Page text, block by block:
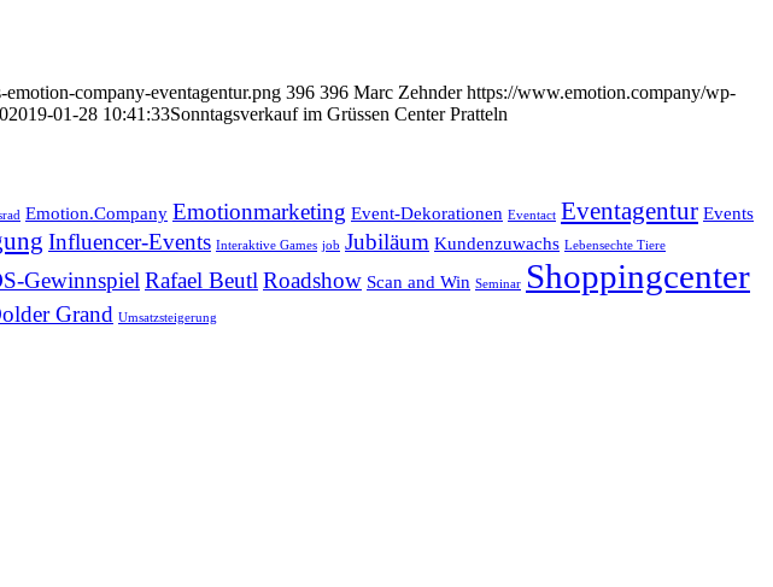
company-eventagentur.png 396 396 Marc Zehnder https://www.emotion.company/wp-
2019-01-28 10:41:33Sonntagsverkauf im Grüssen Center Pratteln
Emotion.Company Emotionmarketing Event-Dekorationen Eventact Eventagentur Events
Influencer-Events Interaktive Games job Jubiläum Kundenzuwachs Lebensechte Tiere
Gewinnspiel Rafael Beutl Roadshow Scan and Win Seminar Shoppingcenter
Grand Umsatzsteigerung